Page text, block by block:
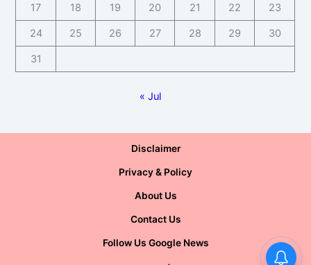
17 18 19 20 21 22 23
24 25 26 27 28 29 30
31
« Jul
Disclaimer
Privacy & Policy
About Us
Contact Us
Follow Us Google News